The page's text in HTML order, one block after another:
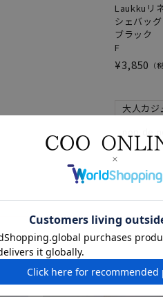
Laukkuリ
シェバッグ
ブラック
F
¥3,850
大人カジ